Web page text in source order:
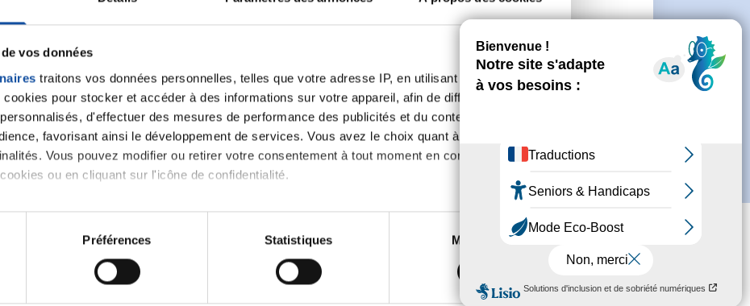
vos données
traitons vos données personnelles, telles que votre adresse IP, en utilisant des
pour stocker et accéder à des informations sur votre appareil, afin de diffuser des
d'effectuer des mesures de performance des publicités et du contenu, ainsi que de
favorisant ainsi le développement de services. Vous avez le choix quant à l'utilisation de
Vous pouvez modifier ou retirer votre consentement à tout moment en consultant la
ou en cliquant sur l'icône de confidentialité.
aimerions également :
sur votre localisation géographique qui peuvent être précises à plusieurs mètres près
traitement de vos données personnelles et définir vos préférences, reportez-vous à lasection «
Préférences Statistiques Marketing
lancer une nouvelle discussion vous aurez besoin de vous connecter ou de créer un compte.
Se connecter Créer un nouveau compte
Thématiques